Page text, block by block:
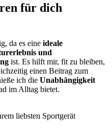
für dich
, da es eine ideale
und
ist. Es hilft mir, fit zu bleiben,
einen Beitrag zum
ich die Unabhängigkeit
im Alltag bietet.
liebsten Sportgerät